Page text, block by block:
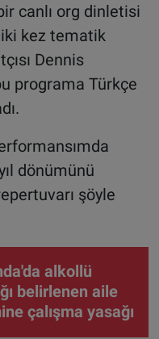
canlı org dinletisi
kez tematik
Dennis
programa Türkçe
dönümünü
şöyle
alkollü
belirlenen aile
çalışma yasağı